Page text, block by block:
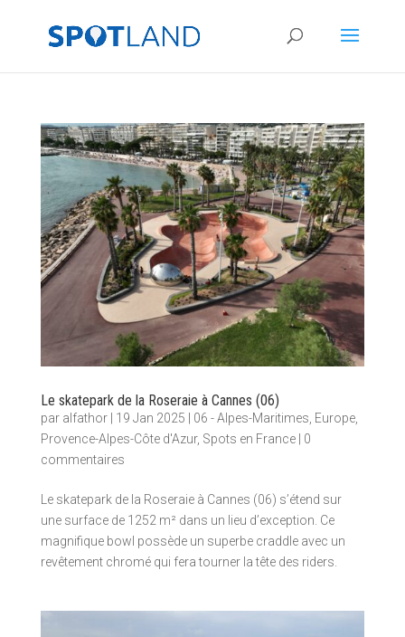
Le skatepark de la Roseraie à Cannes (06)
par alfathor| 19 Jan 2025 06 - Alpes-Maritimes Europe,
Provence-Alpes-Côte d'Azur, Spots en France| 0
commentaires
Le skatepark de la Roseraie à Cannes (06) s’étend sur
une surface de 1252 m² dans un lieu d’exception. Ce
magnifique bowl possède un superbe craddle avec un
revêtement chromé qui fera tourner la tête des riders.